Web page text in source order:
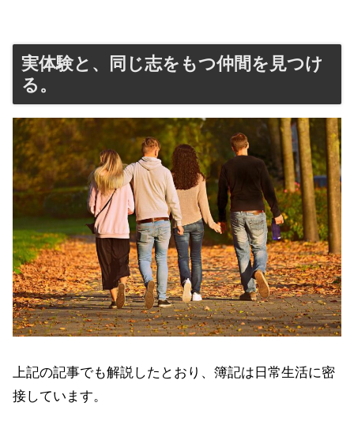
実体験と、同じ志をもつ仲間を見つけ
る。
上記の記事でも解説したとおり、簿記は日常生活に密
接しています。